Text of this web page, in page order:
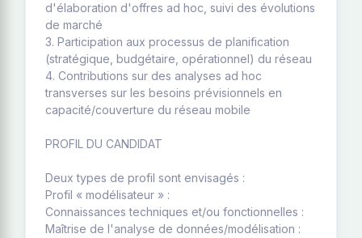
d'élaboration d'offres ad hoc, suivi des évolutions
de marché
3. Participation aux processus de planification
(stratégique, budgétaire, opérationnel) du réseau
4. Contributions sur des analyses ad hoc
transverses sur les besoins prévisionnels en
capacité/couverture du réseau mobile
PROFIL DU CANDIDAT
Deux types de profil sont envisagés :
Profil « modélisateur » :
Connaissances techniques et/ou fonctionnelles :
Maîtrise de l'analyse de données/modélisation :